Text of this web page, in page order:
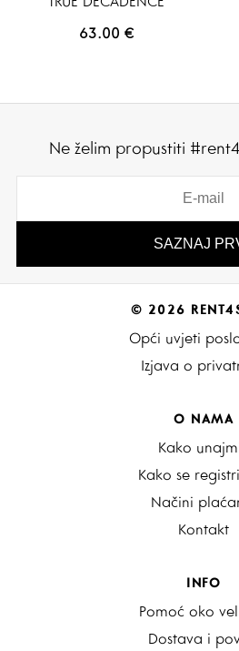
63.00€
Ne želim propustiti
© 2026
Opći uvjeti
Izjava o
O NAMA
Kako
Kako se
Načini
Kontakt
INFO
Pomoć oko
Dostava i